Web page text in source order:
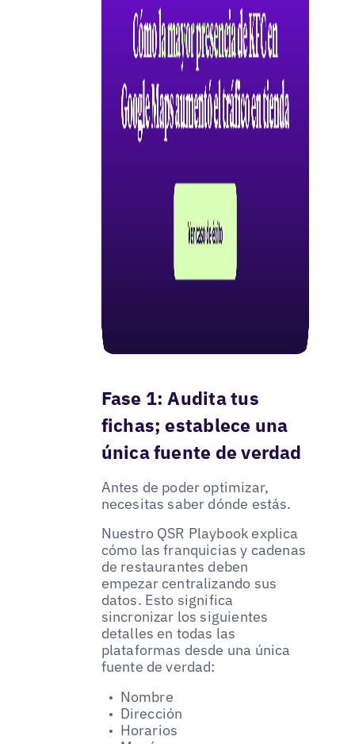
Fase 1: Audita tus
fichas; establece una
única fuente de verdad
Antes de poder optimizar,
necesitas saber dónde estás.
Nuestro QSR Playbook explica
cómo las franquicias y cadenas
de restaurantes deben
empezar centralizando sus
datos. Esto significa
sincronizar los siguientes
detalles en todas las
plataformas desde una única
fuente de verdad:
Nombre
Dirección
Horarios